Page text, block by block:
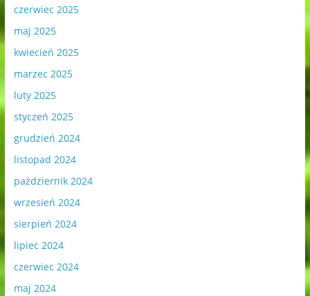
czerwiec 2025
maj 2025
kwiecień 2025
marzec 2025
luty 2025
styczeń 2025
grudzień 2024
listopad 2024
październik 2024
wrzesień 2024
sierpień 2024
lipiec 2024
czerwiec 2024
maj 2024